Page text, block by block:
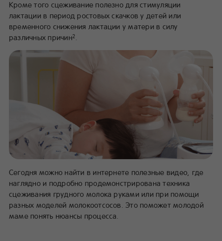
Кроме того сцеживание полезно для стимуляции
лактации в период ростовых скачков у детей или
временного снижения лактации у матери в силу
различных причин2
Сегодня можно найти в интернете полезные видео, где
наглядно и подробно продемонстрирована техника
сцеживания грудного молока руками или при помощи
разных моделей молокоотсосов. Это поможет молодой
маме понять нюансы процесса.